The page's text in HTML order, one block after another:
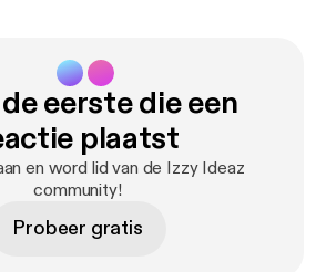
eerste die een
plaatst
en word lid van de Izzy Ideaz
community!
Probeer gratis